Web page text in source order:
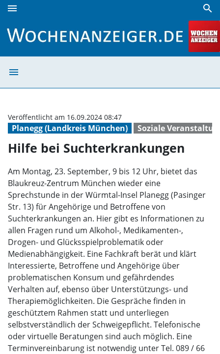
menu search
menu
Planegg (Landkreis München) Soziale
Veröffentlicht am 16.09.2024 08:47
Hilfe bei Suchterkrankungen
Am Montag, 23. September, 9 bis 12 Uhr, bietet das
Blaukreuz-Zentrum München wieder eine
Sprechstunde in der Würmtal-Insel Planegg (Pasinger
Str. 13) für Angehörige und Betroffene von
Suchterkrankungen an. Hier gibt es Informationen zu
allen Fragen rund um Alkohol-, Medikamenten-,
Drogen- und Glücksspielproblematik oder
Medienabhängigkeit. Eine Fachkraft berät und klärt
Interessierte, Betroffene und Angehörige über
problematischen Konsum und gefährdendes
Verhalten auf, ebenso über Unterstützungs- und
Therapiemöglichkeiten. Die Gespräche finden in
geschütztem Rahmen statt und unterliegen
selbstverständlich der Schweigepflicht. Telefonische
oder virtuelle Beratungen sind auch möglich. Eine
Terminvereinbarung ist notwendig unter Tel. 089 / 66